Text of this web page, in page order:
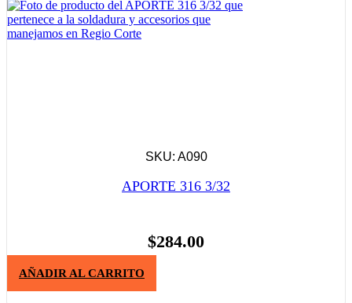
SKU: A090
APORTE 316 3/32
$284.00
AÑADIR AL CARRITO